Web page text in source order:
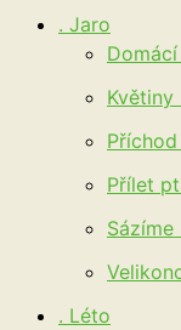
. Jaro
Květiny
Přílet
Sázíme
. Léto